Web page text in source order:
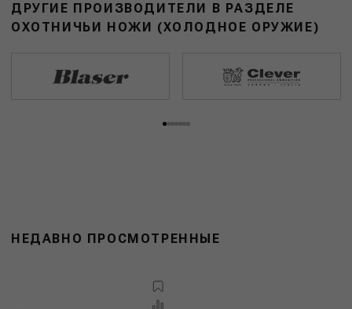
ДРУГИЕ ПРОИЗВОДИТЕЛИ В РАЗДЕЛЕ
ОХОТНИЧЬИ НОЖИ (ХОЛОДНОЕ ОРУЖИЕ)
НЕДАВНО ПРОСМОТРЕННЫЕ